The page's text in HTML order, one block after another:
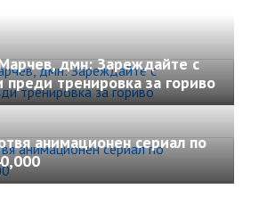
дмн: Зареждайте с
преди тренировка за гориво
анимационен сериал по